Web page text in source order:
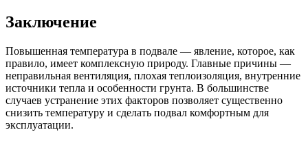
Заключение
Повышенная температура в подвале — явление, которое, как
правило, имеет комплексную природу. Главные причины —
неправильная вентиляция, плохая теплоизоляция, внутренние
источники тепла и особенности грунта. В большинстве
случаев устранение этих факторов позволяет существенно
снизить температуру и сделать подвал комфортным для
эксплуатации.